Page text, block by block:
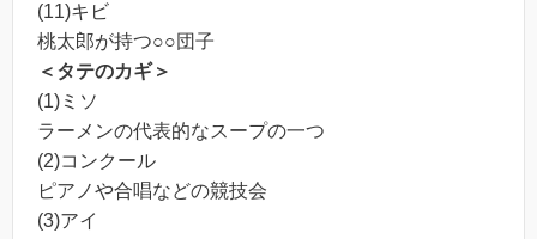
(11)キビ
桃太郎が持つ○○団子
＜タテのカギ＞
(1)ミソ
ラーメンの代表的なスープの一つ
(2)コンクール
ピアノや合唱などの競技会
(3)アイ